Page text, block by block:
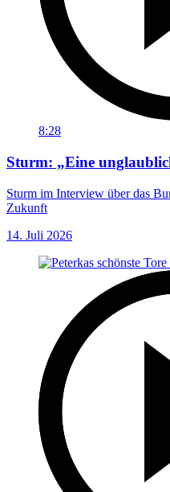
8:28
Sturm: „Eine
Sturm im Interview über das
Zukunft
14. Juli 2026